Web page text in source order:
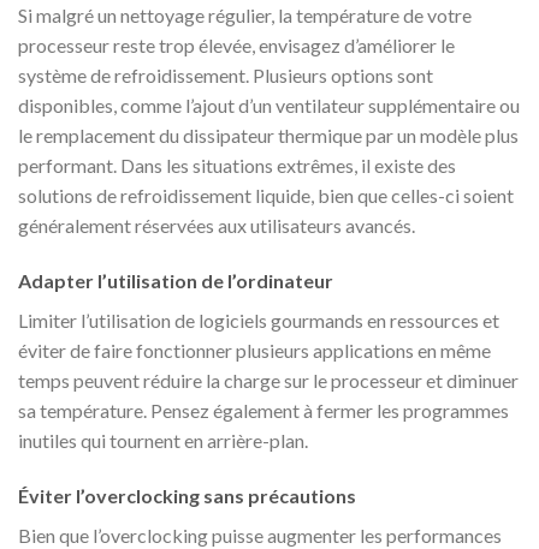
Si malgré un nettoyage régulier, la température de votre
processeur reste trop élevée, envisagez d’améliorer le
système de refroidissement. Plusieurs options sont
disponibles, comme l’ajout d’un ventilateur supplémentaire ou
le remplacement du dissipateur thermique par un modèle plus
performant. Dans les situations extrêmes, il existe des
solutions de refroidissement liquide, bien que celles-ci soient
généralement réservées aux utilisateurs avancés.
Adapter l’utilisation de l’ordinateur
Limiter l’utilisation de logiciels gourmands en ressources et
éviter de faire fonctionner plusieurs applications en même
temps peuvent réduire la charge sur le processeur et diminuer
sa température. Pensez également à fermer les programmes
inutiles qui tournent en arrière-plan.
Éviter l’overclocking sans précautions
Bien que l’overclocking puisse augmenter les performances